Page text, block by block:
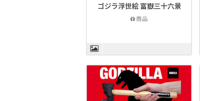
ゴジラ浮世絵 富嶽三十六景
商品